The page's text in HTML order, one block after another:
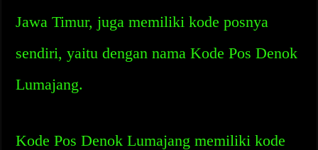
Jawa Timur, juga memiliki kode posnya
sendiri, yaitu dengan nama Kode Pos Denok
Lumajang.
Kode Pos Denok Lumajang memiliki kode